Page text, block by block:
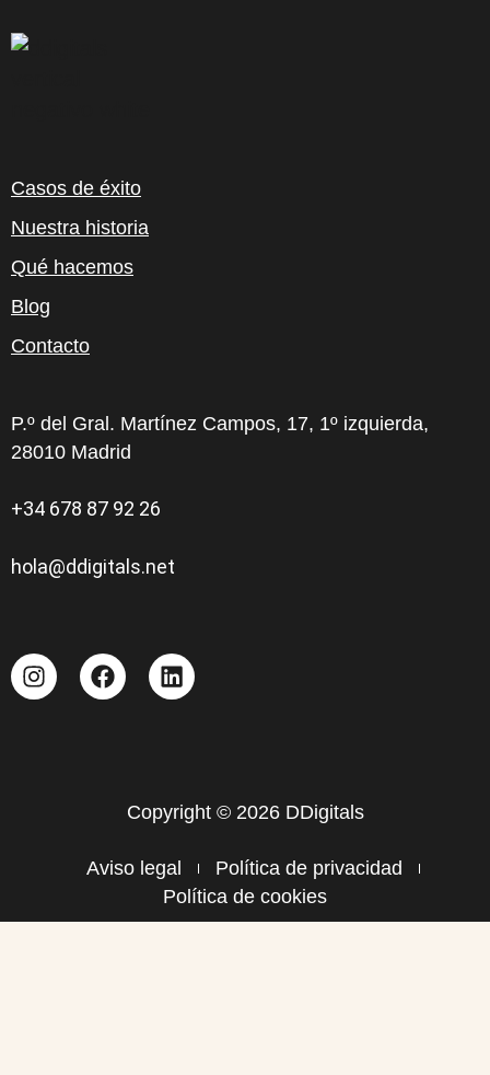
Casos de éxito
Nuestra historia
Qué hacemos
Blog
Contacto
P.º del Gral. Martínez Campos, 17, 1º izquierda,
28010 Madrid
+34 678 87 92 26
hola@ddigitals.net
Copyright © 2026 DDigitals
Aviso legal
Política de privacidad
Política de cookies